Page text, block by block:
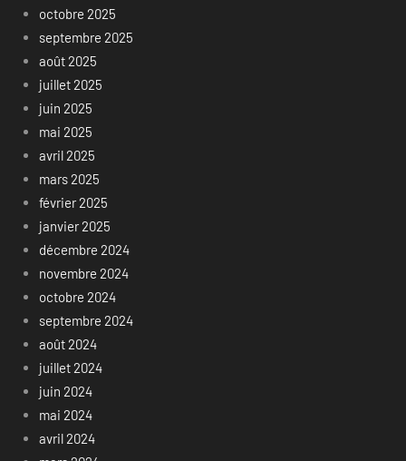
octobre 2025
septembre 2025
août 2025
juillet 2025
juin 2025
mai 2025
avril 2025
mars 2025
février 2025
janvier 2025
décembre 2024
novembre 2024
octobre 2024
septembre 2024
août 2024
juillet 2024
juin 2024
mai 2024
avril 2024